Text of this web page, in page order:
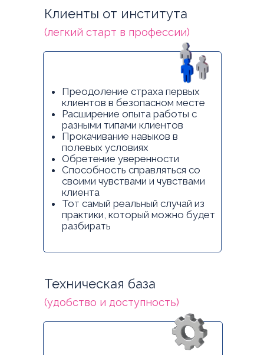
Клиенты от института
Преодоление страха первых
клиентов в безопасном месте
Расширение опыта работы с
разными типами клиентов
Прокачивание навыков в
полевых условиях
Обретение уверенности
Способность справляться со
своими чувствами и чувствами
клиента
Тот самый реальный случай из
практики, который можно будет
разбирать
(легкий старт в профессии)
Техническая база
(удобство и доступность)